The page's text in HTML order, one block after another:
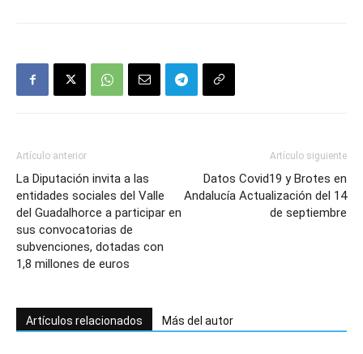
Artículo anterior
La Diputación invita a las
entidades sociales del Valle
del Guadalhorce a participar en
sus convocatorias de
subvenciones, dotadas con
1,8 millones de euros
Artículo siguiente
Datos Covid19 y Brotes en
Andalucía Actualización del 14
de septiembre
Artículos relacionados Más del autor